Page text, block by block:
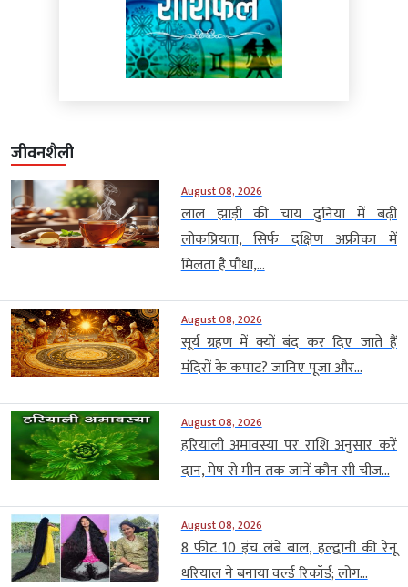
जीवनशैली
August 08, 2026
लाल झाड़ी की चाय दुनिया में बढ़ी
लोकप्रियता, सिर्फ दक्षिण अफ्रीका में
मिलता है पौधा,...
August 08, 2026
सूर्य ग्रहण में क्यों बंद कर दिए जाते हैं
मंदिरों के कपाट? जानिए पूजा और...
August 08, 2026
हरियाली अमावस्या पर राशि अनुसार करें
दान, मेष से मीन तक जानें कौन सी चीज...
August 08, 2026
8 फीट 10 इंच लंबे बाल, हल्द्वानी की रेनू
धरियाल ने बनाया वर्ल्ड रिकॉर्ड; लोग...